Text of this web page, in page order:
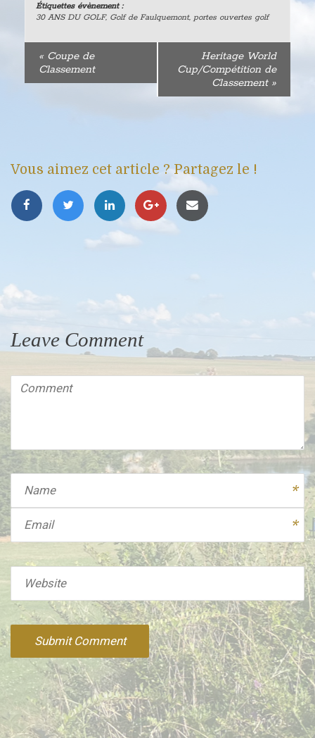
Étiquettes évènement :
30 ANS DU GOLF, Golf de Faulquemont, portes ouvertes golf
«Coupe de
Classement
Heritage World
Cup/Compétition de
Classement »
Vous aimez cet article ? Partagez le !
Leave Comment
Comment
*
)
Email